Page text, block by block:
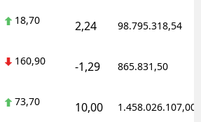
18,70 2,24 98.795.318,54
160,90 -1,29 865.831,50
73,70 10,00 1.458.026.107,00